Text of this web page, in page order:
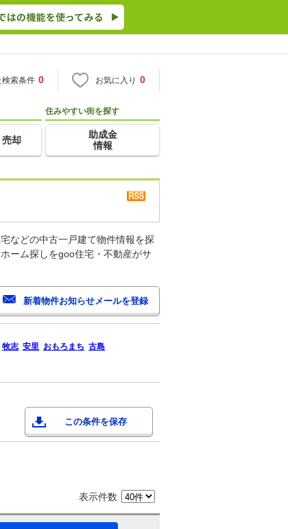
検索条件 0 お気に入り 0
売却
住みやすい街を探す
助成金
情報
などの中古一戸建て物件情報を探
ーム探しをgoo住宅・不動産がサ
牧志 安里 おもろまち 古島
この条件を保存
表示件数